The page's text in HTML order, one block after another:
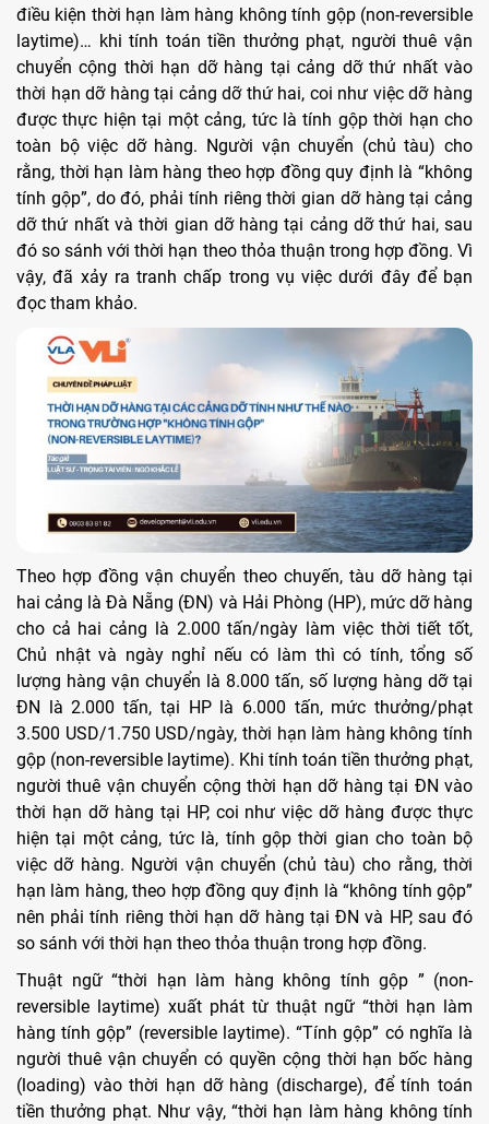
điều kiện thời hạn làm hàng không tính gộp (non-reversible
laytime)… khi tính toán tiền thưởng phạt, người thuê vận
chuyển cộng thời hạn dỡ hàng tại cảng dỡ thứ nhất vào
thời hạn dỡ hàng tại cảng dỡ thứ hai, coi như việc dỡ hàng
được thực hiện tại một cảng, tức là tính gộp thời hạn cho
toàn bộ việc dỡ hàng. Người vận chuyển (chủ tàu) cho
rằng, thời hạn làm hàng theo hợp đồng quy định là “không
tính gộp”, do đó, phải tính riêng thời gian dỡ hàng tại cảng
dỡ thứ nhất và thời gian dỡ hàng tại cảng dỡ thứ hai, sau
đó so sánh với thời hạn theo thỏa thuận trong hợp đồng. Vì
vậy, đã xảy ra tranh chấp trong vụ việc dưới đây để bạn
đọc tham khảo.
Theo hợp đồng vận chuyển theo chuyến, tàu dỡ hàng tại
hai cảng là Đà Nẵng (ĐN) và Hải Phòng (HP), mức dỡ hàng
cho cả hai cảng là 2.000 tấn/ngày làm việc thời tiết tốt,
Chủ nhật và ngày nghỉ nếu có làm thì có tính, tổng số
lượng hàng vận chuyển là 8.000 tấn, số lượng hàng dỡ tại
ĐN là 2.000 tấn, tại HP là 6.000 tấn, mức thưởng/phạt
3.500 USD/1.750 USD/ngày, thời hạn làm hàng không tính
gộp (non-reversible laytime). Khi tính toán tiền thưởng phạt,
người thuê vận chuyển cộng thời hạn dỡ hàng tại ĐN vào
thời hạn dỡ hàng tại HP, coi như việc dỡ hàng được thực
hiện tại một cảng, tức là, tính gộp thời gian cho toàn bộ
việc dỡ hàng. Người vận chuyển (chủ tàu) cho rằng, thời
hạn làm hàng, theo hợp đồng quy định là “không tính gộp”
nên phải tính riêng thời hạn dỡ hàng tại ĐN và HP, sau đó
so sánh với thời hạn theo thỏa thuận trong hợp đồng.
Thuật ngữ “thời hạn làm hàng không tính gộp ” (non-
reversible laytime) xuất phát từ thuật ngữ “thời hạn làm
hàng tính gộp” (reversible laytime). “Tính gộp” có nghĩa là
người thuê vận chuyển có quyền cộng thời hạn bốc hàng
(loading) vào thời hạn dỡ hàng (discharge), để tính toán
tiền thưởng phạt. Như vậy, “thời hạn làm hàng không tính